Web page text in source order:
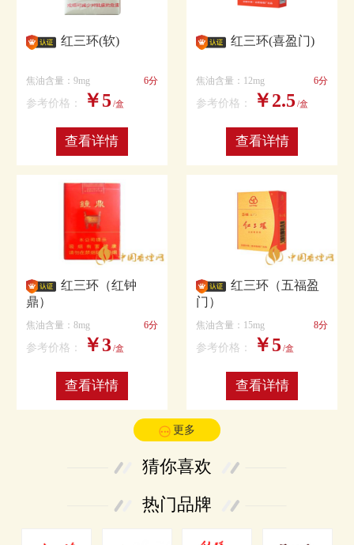
红三环(软)
焦油含量：9mg 6分
参考价格： ￥5 /盒
查看详情
红三环(喜盈门)
焦油含量：12mg 6分
参考价格： ￥2.5 /盒
查看详情
红三环（红钟
鼎）
焦油含量：8mg 6分
参考价格： ￥3/盒
查看详情
红三环（五福盈
门）
焦油含量：15mg 8分
参考价格： ￥5 /盒
查看详情
更多
猜你喜欢
热门品牌